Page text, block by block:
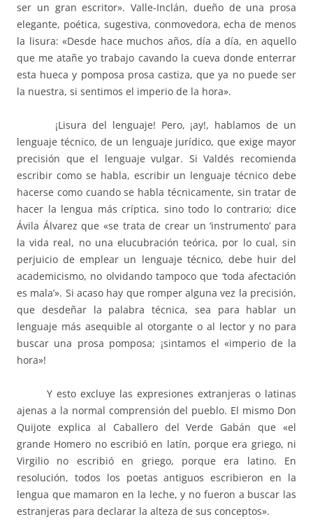
ser un gran escritor». Valle-Inclán, dueño de una prosa
elegante, poética, sugestiva, conmovedora, echa de menos
la lisura: «Desde hace muchos años, día a día, en aquello
que me atañe yo trabajo cavando la cueva donde enterrar
esta hueca y pomposa prosa castiza, que ya no puede ser
la nuestra, si sentimos el imperio de la hora».
¡Lisura del lenguaje! Pero, ¡ay!, hablamos de un
lenguaje técnico, de un lenguaje jurídico, que exige mayor
precisión que el lenguaje vulgar. Si Valdés recomienda
escribir como se habla, escribir un lenguaje técnico debe
hacerse como cuando se habla técnicamente, sin tratar de
hacer la lengua más críptica, sino todo lo contrario; dice
Ávila Álvarez que «se trata de crear un ‘instrumento’ para
la vida real, no una elucubración teórica, por lo cual, sin
perjuicio de emplear un lenguaje técnico, debe huir del
academicismo, no olvidando tampoco que ‘toda afectación
es mala’». Si acaso hay que romper alguna vez la precisión,
que desdeñar la palabra técnica, sea para hablar un
lenguaje más asequible al otorgante o al lector y no para
buscar una prosa pomposa; ¡sintamos el «imperio de la
hora»!
Y esto excluye las expresiones extranjeras o latinas
ajenas a la normal comprensión del pueblo. El mismo Don
Quijote explica al Caballero del Verde Gabán que «el
grande Homero no escribió en latín, porque era griego, ni
Virgilio no escribió en griego, porque era latino. En
resolución, todos los poetas antiguos escribieron en la
lengua que mamaron en la leche, y no fueron a buscar las
estranjeras para declarar la alteza de sus conceptos».